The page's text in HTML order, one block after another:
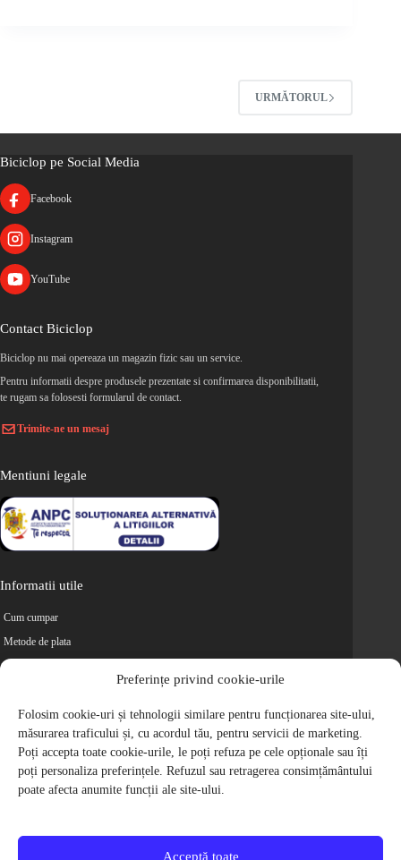
Preferințe privind cookie-urile
Folosim cookie-uri și tehnologii similare pentru funcționarea site-ului,
măsurarea traficului și, cu acordul tău, pentru servicii de marketing.
Poți accepta toate cookie-urile, le poți refuza pe cele opționale sau îți
poți personaliza preferințele. Refuzul sau retragerea consimțământului
poate afecta anumite funcții ale site-ului.
Acceptă toate
URMĂTORUL
Biciclop pe Social Media
Facebook
Instagram
YouTube
Contact Biciclop
Biciclop nu mai opereaza un magazin fizic sau un service.
Pentru informatii despre produsele prezentate si confirmarea disponibilitatii,
te rugam sa folosesti formularul de contact.
Trimite-ne un mesaj
Mentiuni legale
Informatii utile
Cum cumpar
Metode de plata
Retur
Cariere
Politica de Confidentialitate
Politica de cookie-uri